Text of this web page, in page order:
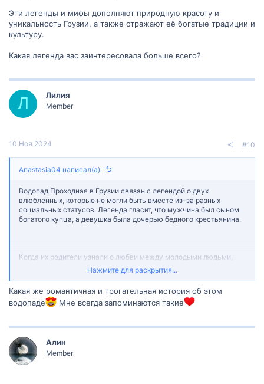
Эти легенды и мифы дополняют природную красоту и
уникальность Грузии, а также отражают её богатые традиции и
культуру.
Какая легенда вас заинтересовала больше всего?
Л Лилия
Member
10 Ноя 2024 #10
Anastasia04 написал(а):
Водопад Проходная в Грузии связан с легендой о двух
влюбленных, которые не могли быть вместе из-за разных
социальных статусов. Легенда гласит, что мужчина был сыном
богатого купца, а девушка была дочерью бедного крестьянина.
Когда их родители узнали о любви между молодыми людьми,
они были против их отношений и запретили им видеться друг с
другом. Однако влюбленные не могли жить друг без друга и
дней в любви и счастье.
Нажмите для раскрытия...
Какая же романтичная и трогательная история об этом
водопаде
Мне всегда запоминаются такие
Алин
Member